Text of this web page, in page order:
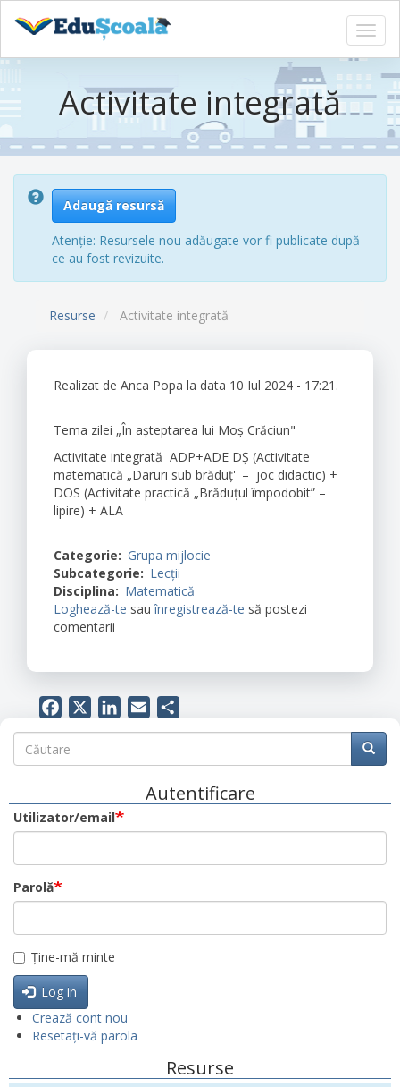
Sari
conținutul
principal
Activitate integrată
Adaugă resursă
Atenție: Resursele nou adăugate vor fi publicate după
ce au fost revizuite.
Resurse Activitate integrată
Realizat de Anca Popa la data 10 Iul 2024 - 17:21.
Tema zilei „În așteptarea lui Moș Crăciun"
Activitate integrată ADP+ADE DȘ (Activitate
matematică „Daruri sub brăduț'' – joc didactic) +
DOS (Activitate practică „Brăduțul împodobit” –
lipire) + ALA
Categorie
Grupa mijlocie
Subcategorie
Lecții
Disciplina
Matematică
Loghează-te sauînregistrează-te să postezi
comentarii
Facebook LinkedIn
Email
Căutare
Căutare
Autentificare
Utilizator/email
Parolă
Ține-mă minte
Log in
Crează cont nou
Resetați-vă parola
Resurse